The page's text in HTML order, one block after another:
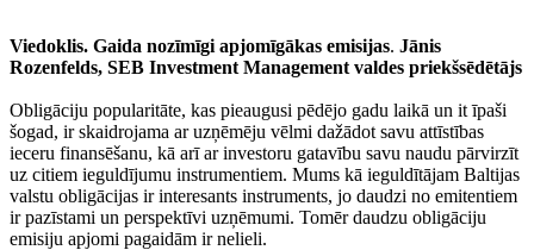
Viedoklis. Gaida nozīmīgi apjomīgākas emisijas. Jānis
Rozenfelds, SEB Investment Management valdes priekšsēdētājs
Obligāciju popularitāte, kas pieaugusi pēdējo gadu laikā un it īpaši
šogad, ir skaidrojama ar uzņēmēju vēlmi dažādot savu attīstības
ieceru finansēšanu, kā arī ar investoru gatavību savu naudu pārvirzīt
uz citiem ieguldījumu instrumentiem. Mums kā ieguldītājam Baltijas
valstu obligācijas ir interesants instruments, jo daudzi no emitentiem
ir pazīstami un perspektīvi uzņēmumi. Tomēr daudzu obligāciju
emisiju apjomi pagaidām ir nelieli.